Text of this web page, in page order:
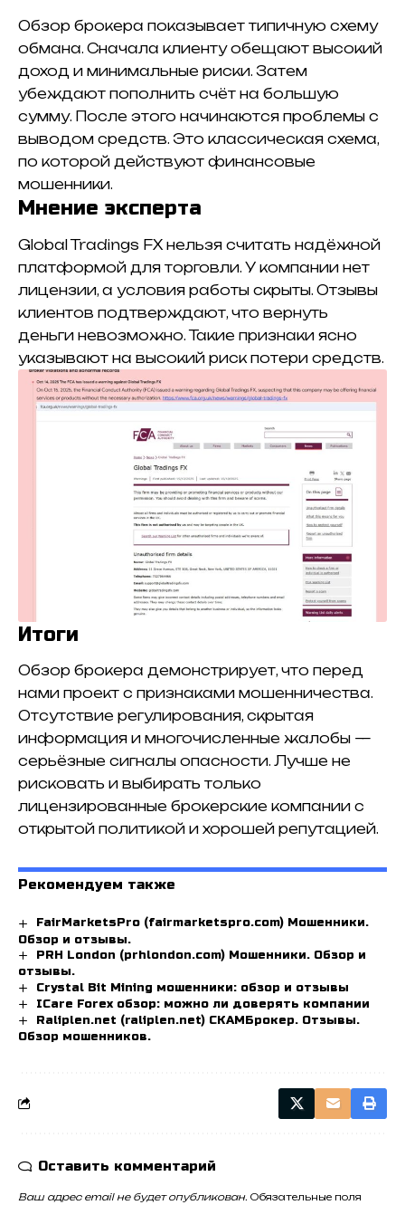
Обзор брокера показывает типичную схему
обмана. Сначала клиенту обещают высокий
доход и минимальные риски. Затем
убеждают пополнить счёт на большую
сумму. После этого начинаются проблемы с
выводом средств. Это классическая схема,
по которой действуют финансовые
мошенники.
Мнение эксперта
Global Tradings FX нельзя считать надёжной
платформой для торговли. У компании нет
лицензии, а условия работы скрыты. Отзывы
клиентов подтверждают, что вернуть
деньги невозможно. Такие признаки ясно
указывают на высокий риск потери средств.
Итоги
Обзор брокера демонстрирует, что перед
нами проект с признаками мошенничества.
Отсутствие регулирования, скрытая
информация и многочисленные жалобы —
серьёзные сигналы опасности. Лучше не
рисковать и выбирать только
лицензированные брокерские компании с
открытой политикой и хорошей репутацией.
Рекомендуем также
FairMarketsPro (fairmarketspro.com) Мошенники.
Обзор и отзывы.
PRH London (prhlondon.com) Мошенники. Обзор и
отзывы.
Crystal Bit Mining мошенники: обзор и отзывы
ICare Forex обзор: можно ли доверять компании
Raliplen.net (raliplen.net) СКАМБрокер. Отзывы.
Обзор мошенников.
Оставить комментарий
Ваш адрес email не будет опубликован. Обязательные поля